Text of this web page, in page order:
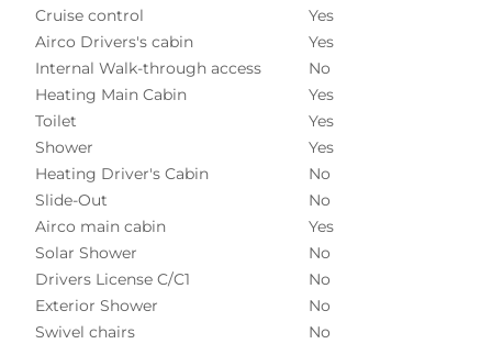
Cruise control
Yes
Airco Drivers's cabin
Yes
Internal Walk-through access
No
Heating Main Cabin
Yes
Toilet
Yes
Shower
Yes
Heating Driver's Cabin
No
Slide-Out
No
Airco main cabin
Yes
Solar Shower
No
Drivers License C/C1
No
Exterior Shower
No
Swivel chairs
No